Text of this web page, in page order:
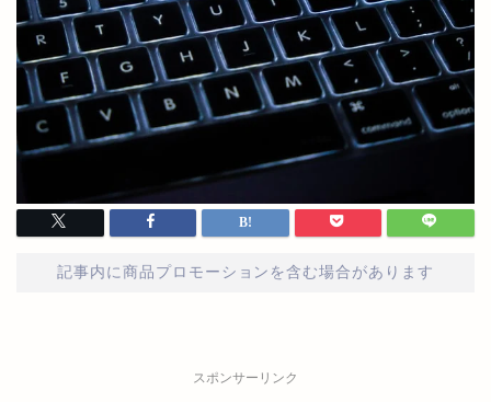
記事内に商品プロモーションを含む場合があります
スポンサーリンク